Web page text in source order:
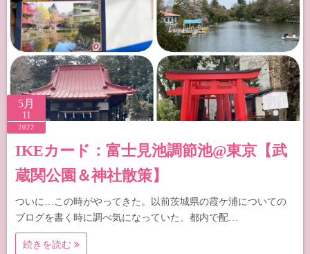
5月
11
2022
IKEカード：富士見池調節池@東京【武
蔵関公園＆神社散策】
ついに…この時がやってきた。以前茨城県の霞ケ浦についての
ブログを書く時に調べ気になっていた、都内で配…
続きを読む